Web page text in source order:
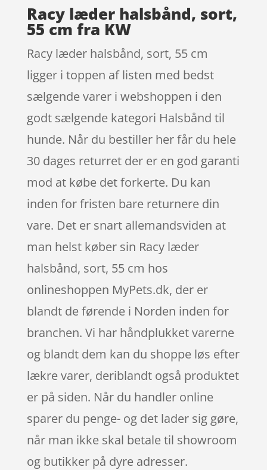
Racy læder halsbånd, sort,
55 cm fra KW
Racy læder halsbånd, sort, 55 cm
ligger i toppen af listen med bedst
sælgende varer i webshoppen i den
godt sælgende kategori Halsbånd til
hunde. Når du bestiller her får du hele
30 dages returret der er en god garanti
mod at købe det forkerte. Du kan
inden for fristen bare returnere din
vare. Det er snart allemandsviden at
man helst køber sin Racy læder
halsbånd, sort, 55 cm hos
onlineshoppen MyPets.dk, der er
blandt de førende i Norden inden for
branchen. Vi har håndplukket varerne
og blandt dem kan du shoppe løs efter
lækre varer, deriblandt også produktet
er på siden. Når du handler online
sparer du penge- og det lader sig gøre,
når man ikke skal betale til showroom
og butikker på dyre adresser.